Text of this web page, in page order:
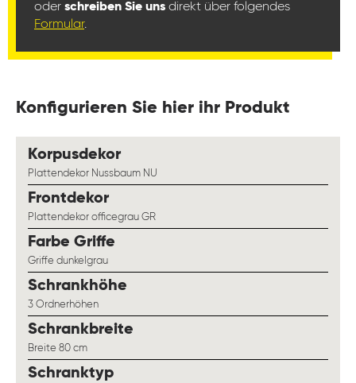
oder schreiben Sie uns direkt über folgendes
Formular.
Konfigurieren Sie hier ihr Produkt
Korpusdekorauswählen
Plattendekor Nussbaum NU
Frontdekorauswählen
Plattendekor officegrau GR
Farbe Griffe
Griffe dunkelgrau
Schrankhöhe
3 Ordnerhöhen
Schrankbreite
Breite 80 cm
Schranktypauswählen